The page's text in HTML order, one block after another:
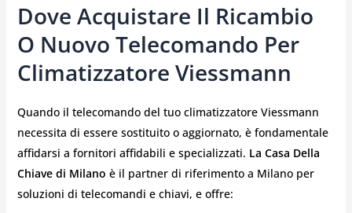
Dove Acquistare Il Ricambio
O Nuovo Telecomando Per
Climatizzatore Viessmann
Quando il telecomando del tuo climatizzatore Viessmann
necessita di essere sostituito o aggiornato, è fondamentale
affidarsi a fornitori affidabili e specializzati. La Casa Della
Chiave di Milano è il partner di riferimento a Milano per
soluzioni di telecomandi e chiavi, e offre: